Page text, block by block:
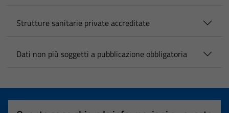
Strutture sanitarie private accreditate
Dati non più soggetti a pubblicazione obbligatoria